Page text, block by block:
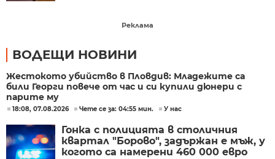
Реклама
ВОДЕЩИ НОВИНИ
Жестокото убийство в Пловдив: Младежите са
били Георги повече от час и си купили дюнери с
парите му
18:08, 07.08.2026 Чете се за: 04:55 мин. У нас
Гонка с полицията в столичния
квартал "Борово", задържан е мъж, у
когото са намерени 460 000 евро